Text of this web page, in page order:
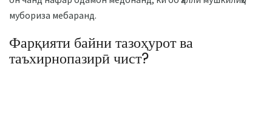
мубориза мебаранд.
Фарқияти байни тазоҳурот ва
таъхирнопазирӣ чист?